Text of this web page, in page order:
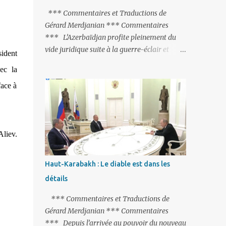
la
à
peine de mort est rétablie ; Et des menaces
non voilées envers les Etats-Unis : «Si Gülen
n'est pas extradé, les États-Unis sacrifieront
les relations bilatérales à cause de ce
*** Commentaires et Traductions de
Gérard Merdjanian *** Commentaires
*** L’Azerbaïdjan profite pleinement du
vide juridique suite à la guerre-éclair et
frontière entre l’Arménie et la Turquie
(268km) est essentiellement gardée par des
gardes-frontière russes rattachés à la base
militaire russe 102 de Gumri. On ne sait
jamais si l’envie prenait au zigoto d’en face
d’envoyer ses chars sur Erevan (1). Si les
221km de frontière avec le Nakhitchevan,
pas de problèmes majeurs, il n’en est pas de
même des 566km avec l’Azerbaïdjan. Bakou,
profitant de la faiblesse de l’Arménie et
surtout du fait que ce sont exclusivement des
Haut-Karabakh : Le diable est dans les
détails
*** Commentaires et Traductions de
Gérard Merdjanian *** Commentaires
*** Depuis l’arrivée au pouvoir du nouveau